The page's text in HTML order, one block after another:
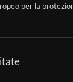
per la